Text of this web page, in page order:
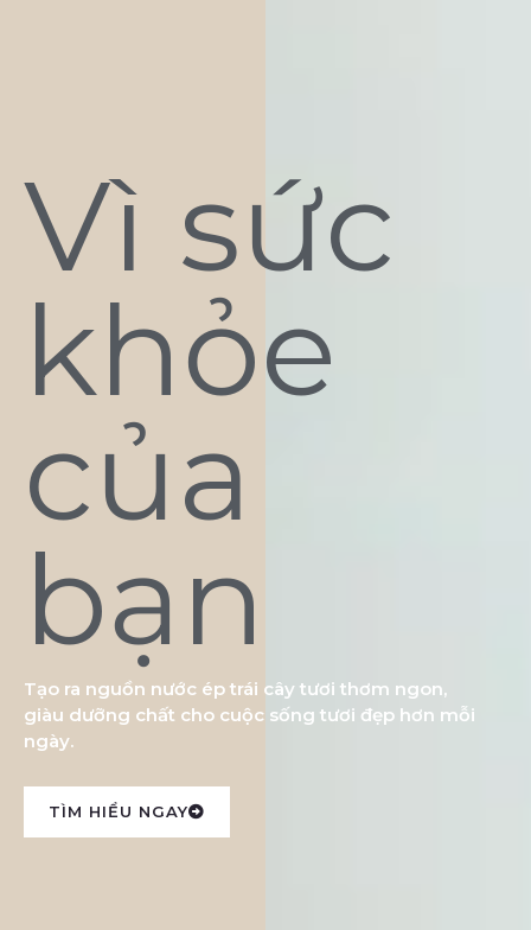
Vì sức
khỏe
của
bạn
Tạo ra nguồn nước ép trái cây tươi thơm ngon,
giàu dưỡng chất cho cuộc sống tươi đẹp hơn mỗi
ngày.
TÌM HIỂU NGAY